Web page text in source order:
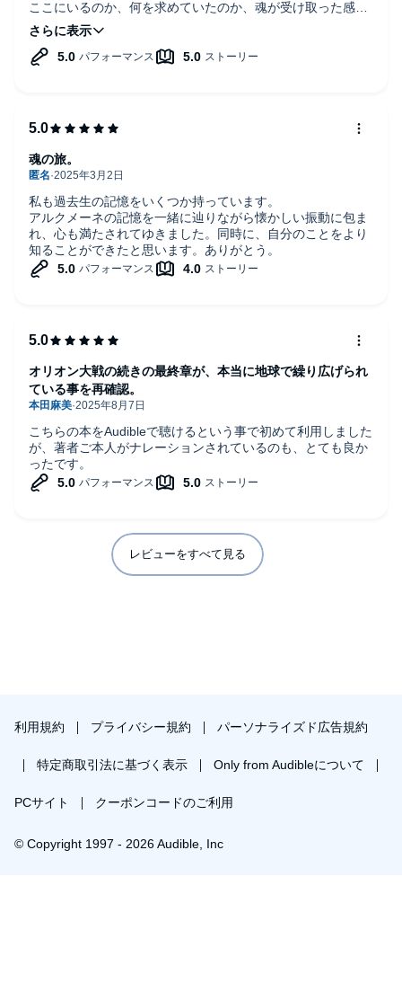
ここにいるのか、何を求めていたのか、魂が受け取った感じ
がします。
最初から涙が止まりませんでした。
ほんとうにありがとうございます。
私も過去生の記憶をいくつか持っています。
アルクメーネの記憶を一緒に辿りながら懐かしい振動に包ま
れ、心も満たされてゆきました。同時に、自分のことをより
知ることができたと思います。ありがとう。
魂の旅。
こちらの本をAudibleで聴けるという事で初めて利用しました
が、著者ご本人がナレーションされているのも、とても良か
ったです。
オリオン大戦の続きの最終章が、本当に地球で繰り広げられ
ている事を再確認。
レビューをすべて見る
利用規約 プライバシー規約 パーソナライズド広告規約
特定商取引法に基づく表示 Only from Audibleについて
PCサイト クーポンコードのご利用
© Copyright 1997 - 2026 Audible, Inc